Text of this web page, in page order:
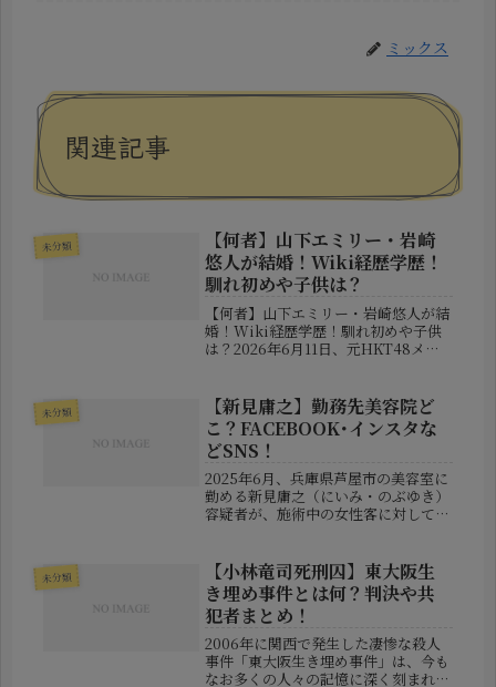
ミックス
関連記事
未分類
【何者】山下エミリー・岩崎
悠人が結婚！Wiki経歴学歴！
馴れ初めや子供は？
【何者】山下エミリー・岩崎悠人が結
婚！Wiki経歴学歴！馴れ初めや子供
は？2026年6月11日、元HKT48メン
レン長崎所属の岩崎悠人選手が結婚を
発表し、大きな話題となりま...
未分類
【新見庸之】勤務先美容院ど
こ？FACEBOOK･インスタな
どSNS！
2025年6月、兵庫県芦屋市の美容室に
勤める新見庸之（にいみ・のぶゆき）
容疑者が、施術中の女性客に対して重
大きな注目を集めています。この事件
は、美容業界の信頼性を根底から揺...
未分類
【小林竜司死刑囚】東大阪生
き埋め事件とは何？判決や共
犯者まとめ！
2006年に関西で発生した凄惨な殺人
事件「東大阪生き埋め事件」は、今も
なお多くの人々の記憶に深く刻まれて